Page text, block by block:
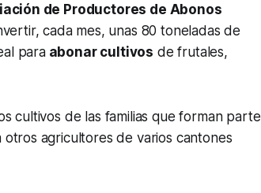
de Productores de Abonos
cada mes, unas 80 toneladas de
paraabonar cultivos de frutales,
cultivos de las familias que forman parte
otros agricultores de varios cantones